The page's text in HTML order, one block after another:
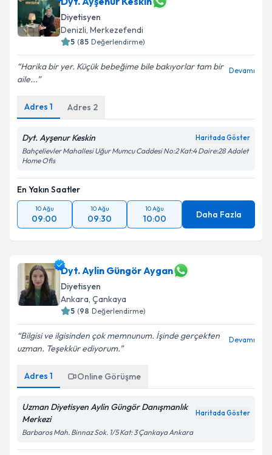
Diyetisyen
Denizli, Merkezefendi
5 (85 Değerlendirme)
Harika bir yer. Küçük bebeğime bile bakıyorlar tam bir
aile...
Devamı
Adres 1 Adres 2
Dyt. Ayşenur Keskin Haritada Göster
Bahçelievler Mahallesi Uğur Mumcu Caddesi No:2 Kat:4 Daire:28 Adalet
Home Ofis
En Yakın Saatler
10 Ağu
09:00
10 Ağu
09:30
10 Ağu
10:00 Daha Fazla
Dyt. Aylin Güngör Aygan
Diyetisyen
Ankara, Çankaya
5 (98 Değerlendirme)
Bilgisi ve ilgisinden çok memnunum. İşinde gerçekten
uzman. Teşekkür ediyorum.
Devamı
Adres 1 Online Görüşme
Uzman Diyetisyen Aylin Güngör Danışmanlık
Merkezi
Haritada Göster
Barbaros Mah. Binnaz Sok. 1/5 Kat: 3 Çankaya Ankara